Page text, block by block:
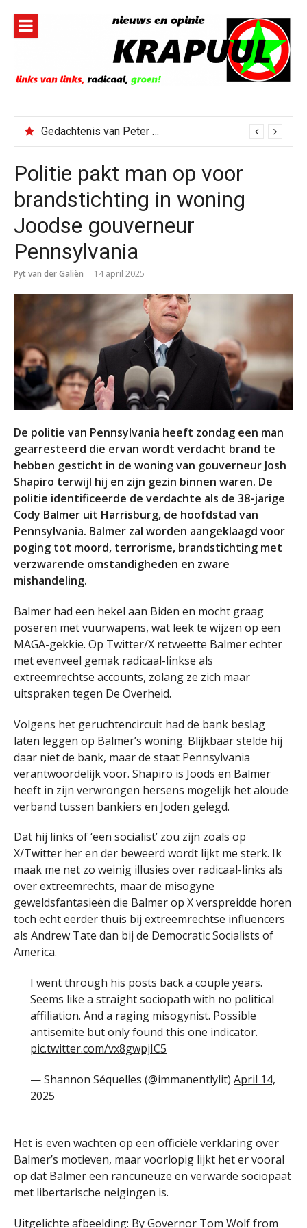
inhoud
Gedachtenis van Peter Faber
Politie pakt man op voor
brandstichting in woning
Joodse gouverneur
Pennsylvania
Pyt van der Galiën 14 april 2025
De politie van Pennsylvania heeft zondag een man
gearresteerd die ervan wordt verdacht brand te
hebben gesticht in de woning van gouverneur Josh
Shapiro terwijl hij en zijn gezin binnen waren. De
politie identificeerde de verdachte als de 38-jarige
Cody Balmer uit Harrisburg, de hoofdstad van
Pennsylvania. Balmer zal worden aangeklaagd voor
poging tot moord, terrorisme, brandstichting met
verzwarende omstandigheden en zware
mishandeling.
Balmer had een hekel aan Biden en mocht graag
poseren met vuurwapens, wat leek te wijzen op een
MAGA-gekkie. Op Twitter/X retweette Balmer echter
met evenveel gemak radicaal-linkse als
extreemrechtse accounts, zolang ze zich maar
uitspraken tegen De Overheid.
Volgens het geruchtencircuit had de bank beslag
laten leggen op Balmer’s woning. Blijkbaar stelde hij
daar niet de bank, maar de staat Pennsylvania
verantwoordelijk voor. Shapiro is Joods en Balmer
heeft in zijn verwrongen hersens mogelijk het aloude
verband tussen bankiers en Joden gelegd.
Dat hij links of ‘een socialist’ zou zijn zoals op
X/Twitter her en der beweerd wordt lijkt me sterk. Ik
maak me net zo weinig illusies over radicaal-links als
over extreemrechts, maar de misogyne
geweldsfantasieën die Balmer op X verspreidde horen
toch echt eerder thuis bij extreemrechtse influencers
als Andrew Tate dan bij de Democratic Socialists of
America.
I went through his posts back a couple years.
Seems like a straight sociopath with no political
affiliation. And a raging misogynist. Possible
antisemite but only found this one indicator.
pic.twitter.com/vx8gwpjIC5
— Shannon Séquelles (@immanentlylit) April 14,
2025
Het is even wachten op een officiële verklaring over
Balmer’s motieven, maar voorlopig lijkt het er vooral
op dat Balmer een rancuneuze en verwarde sociopaat
met libertarische neigingen is.
Uitgelichte afbeelding: By Governor Tom Wolf from